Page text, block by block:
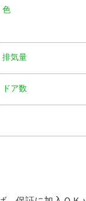
⾊
排気量
ドア数